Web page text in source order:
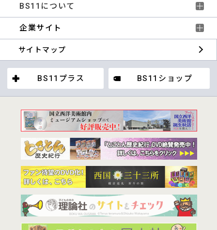
BS11について
企業サイト
サイトマップ
BS11プラス BS11ショップ